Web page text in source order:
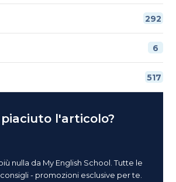
292
6
517
piaciuto l'articolo?
nulla da My English School. Tutte le
- promozioni esclusive per te.